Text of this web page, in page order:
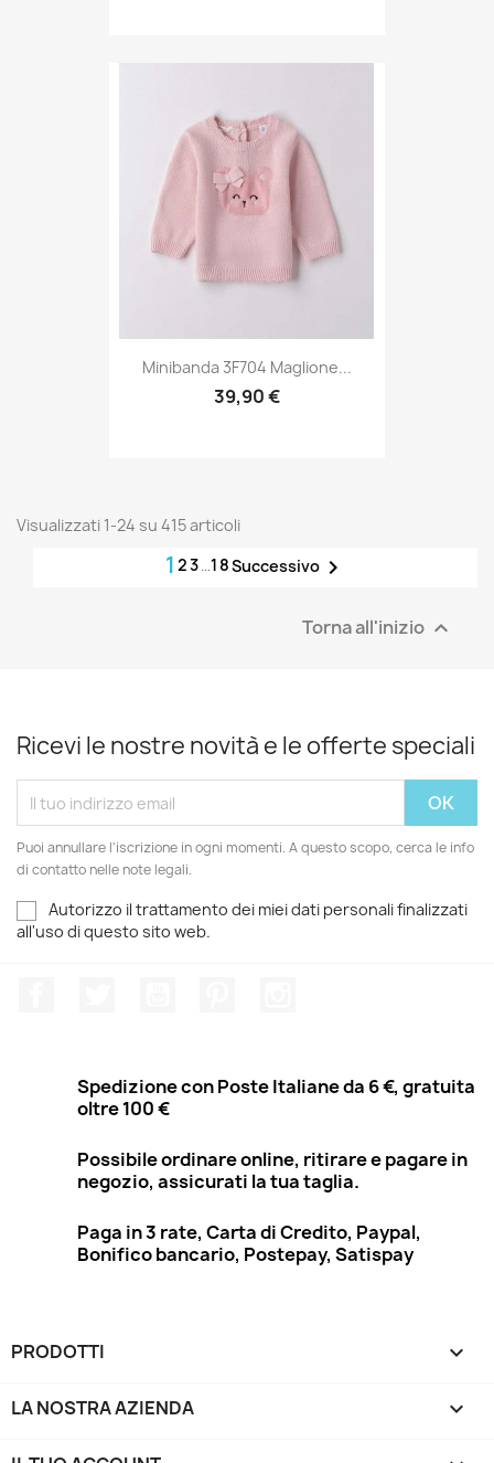
Minibanda 3F704 Maglione...
39,90 €
Visualizzati 1-24 su 415 articoli
1 23…18Successivo
Torna all'inizio 
Ricevi le nostre novità e le offerte speciali
Puoi annullare l'iscrizione in ogni momenti. A questo scopo, cerca le info
di contatto nelle note legali.
Autorizzo il trattamento dei miei dati personali finalizzati
all'uso di questo sito web.
Spedizione con Poste Italiane da 6 €, gratuita
oltre 100 €
Possibile ordinare online, ritirare e pagare in
negozio, assicurati la tua taglia.
Paga in 3 rate, Carta di Credito, Paypal,
Bonifico bancario, Postepay, Satispay
PRODOTTI 
LA NOSTRA AZIENDA 